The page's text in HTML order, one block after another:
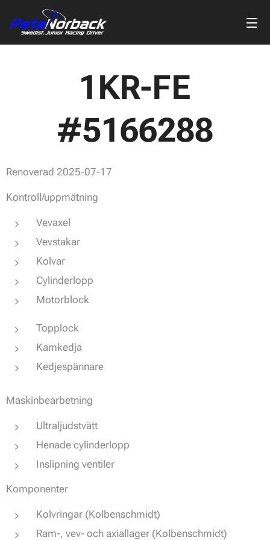
1KR-FE
#5166288
Renoverad 2025-07-17
Kontroll/uppmätning
Vevaxel
Vevstakar
Kolvar
Cylinderlopp
Motorblock
Topplock
Kamkedja
Kedjespännare
Maskinbearbetning
Ultraljudstvätt
Henade cylinderlopp
Inslipning ventiler
Komponenter
Kolvringar (Kolbenschmidt)
Ram-, vev- och axiallager (Kolbenschmidt)